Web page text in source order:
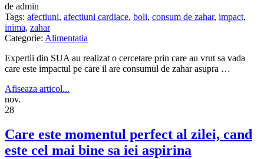
de admin
Tags: afectiuni, afectiuni cardiace, boli, consum de zahar, impact,
inima, zahar
Categorie: Alimentatia
Expertii din SUA au realizat o cercetare prin care au vrut sa vada
care este impactul pe care il are consumul de zahar asupra …
Afiseaza articol...
nov.
28
Care este momentul perfect al zilei, cand
este cel mai bine sa iei aspirina